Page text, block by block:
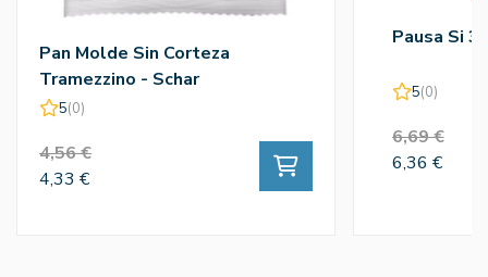
Pan Molde Sin Corteza
Tramezzino - Schar
5(0)
4,56 €
4,33 €
Pausa Si
5(0)
6,69 €
6,36 €